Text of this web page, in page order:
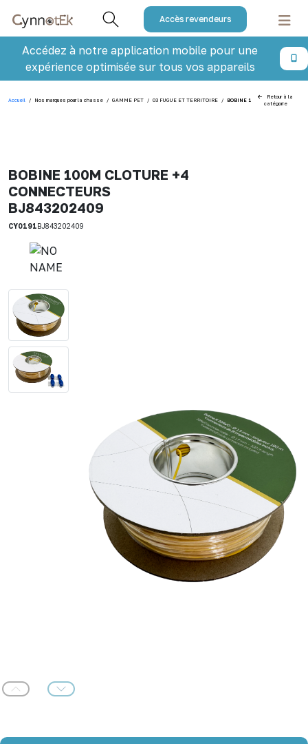
Accès revendeurs
Accédez à notre application mobile pour une
expérience optimisée sur tous vos appareils
Accueil / Nos marques pour la chasse / GAMME PET / 03 FUGUE ET TERRITOIRE / BOBINE 100M CLOTURE +4
Retour à la
catégorie
BOBINE 100M CLOTURE +4
CONNECTEURS
BJ843202409
CY0191BJ843202409
Précédent Suivant